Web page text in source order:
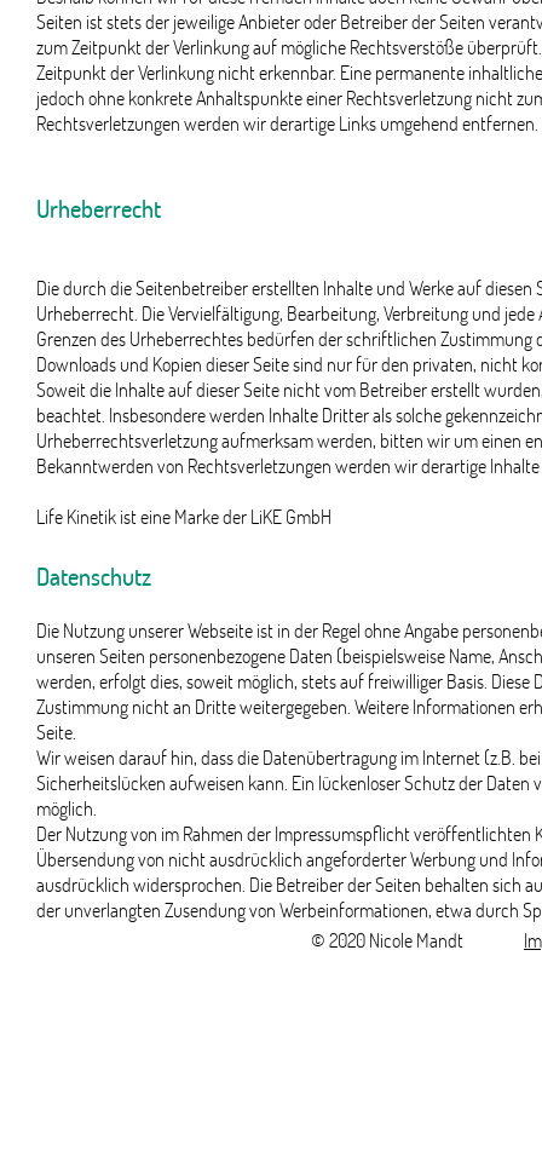
Seiten ist stets der jeweilige Anbieter oder Betreiber der Seiten
zum Zeitpunkt der Verlinkung auf mögliche Rechtsverstöße
Zeitpunkt der Verlinkung nicht erkennbar. Eine permanente
jedoch ohne konkrete Anhaltspunkte einer Rechtsverletzung nicht
Rechtsverletzungen werden wir derartige Links umgehend entfernen.
Urheberrecht
Die durch die Seitenbetreiber erstellten Inhalte und Werke auf
Urheberrecht. Die Vervielfältigung, Bearbeitung, Verbreitung und
Grenzen des Urheberrechtes bedürfen der schriftlichen Zustimmung
Downloads und Kopien dieser Seite sind nur für den privaten, nicht
Soweit die Inhalte auf dieser Seite nicht vom Betreiber erstellt
beachtet. Insbesondere werden Inhalte Dritter als solche
Urheberrechtsverletzung aufmerksam werden, bitten wir um einen
Bekanntwerden von Rechtsverletzungen werden wir derartige
Life Kinetik ist eine Marke der LiKE GmbH
Datenschutz
Die Nutzung unserer Webseite ist in der Regel ohne Angabe
unseren Seiten personenbezogene Daten (beispielsweise Name,
werden, erfolgt dies, soweit möglich, stets auf freiwilliger Basis.
Zustimmung nicht an Dritte weitergegeben. Weitere Informationen
Seite.
Wir weisen darauf hin, dass die Datenübertragung im Internet (z.B.
Sicherheitslücken aufweisen kann. Ein lückenloser Schutz der
möglich.
Der Nutzung von im Rahmen der Impressumspflicht
Übersendung von nicht ausdrücklich angeforderter Werbung und
ausdrücklich widersprochen. Die Betreiber der Seiten behalten sich
der unverlangten Zusendung von Werbeinformationen, etwa durch
© 2020 Nicole Mandt